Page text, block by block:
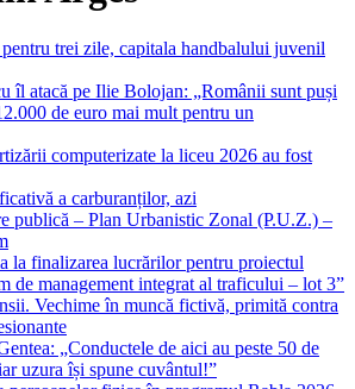
trei zile, capitala handbalului juvenil
îl atacă pe Ilie Bolojan: „Românii sunt puși
de euro mai mult pentru un
computerizate la liceu 2026 au fost
a carburanților, azi
publică – Plan Urbanistic Zonal (P.U.Z.) –
la finalizarea lucrărilor pentru proiectul
de management integrat al traficului – lot 3”
Vechime în muncă fictivă, primită contra
„Conductele de aici au peste 50 de
uzura își spune cuvântul!”